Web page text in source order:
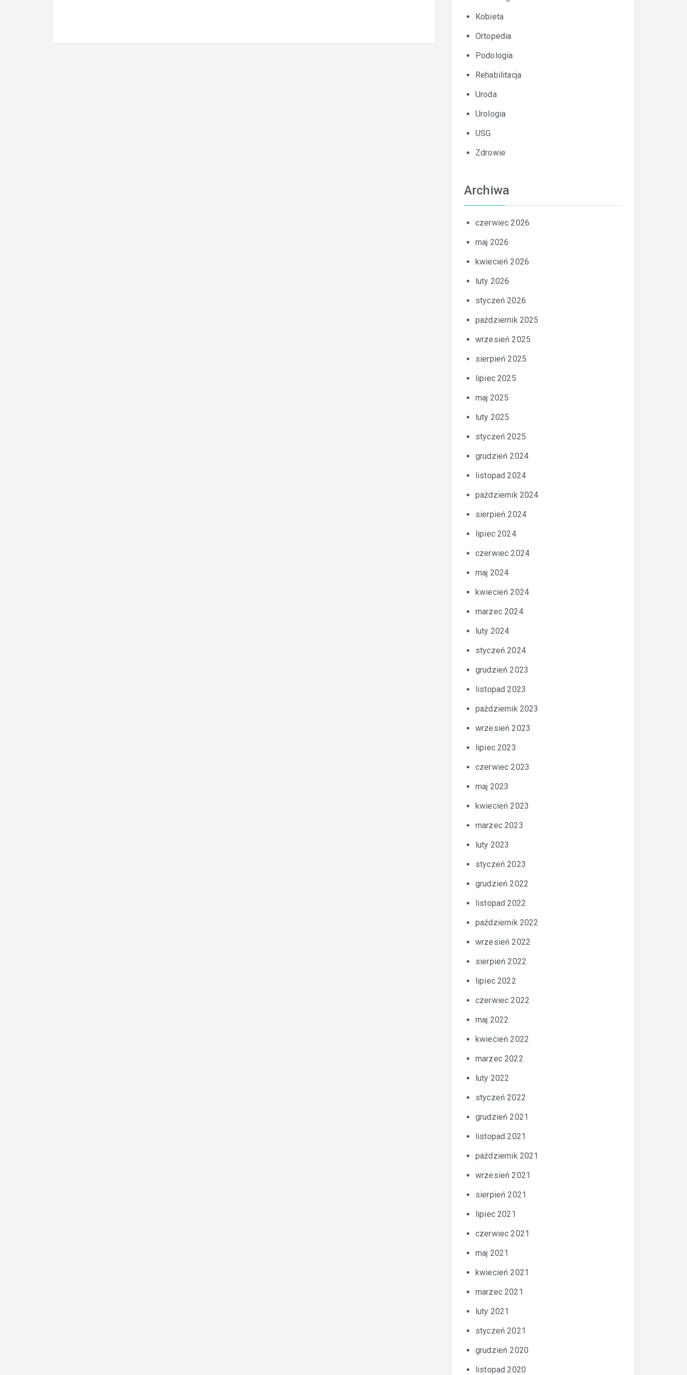
Kobieta
Ortopedia
Podologia
Rehabilitacja
Uroda
Urologia
USG
Zdrowie
Archiwa
czerwiec 2026
maj 2026
kwiecień 2026
luty 2026
styczeń 2026
październik 2025
wrzesień 2025
sierpień 2025
lipiec 2025
maj 2025
luty 2025
styczeń 2025
grudzień 2024
listopad 2024
październik 2024
sierpień 2024
lipiec 2024
czerwiec 2024
maj 2024
kwiecień 2024
marzec 2024
luty 2024
styczeń 2024
grudzień 2023
listopad 2023
październik 2023
wrzesień 2023
lipiec 2023
czerwiec 2023
maj 2023
kwiecień 2023
marzec 2023
luty 2023
styczeń 2023
grudzień 2022
listopad 2022
październik 2022
wrzesień 2022
sierpień 2022
lipiec 2022
czerwiec 2022
maj 2022
kwiecień 2022
marzec 2022
luty 2022
styczeń 2022
grudzień 2021
listopad 2021
październik 2021
wrzesień 2021
sierpień 2021
lipiec 2021
czerwiec 2021
maj 2021
kwiecień 2021
marzec 2021
luty 2021
styczeń 2021
grudzień 2020
listopad 2020